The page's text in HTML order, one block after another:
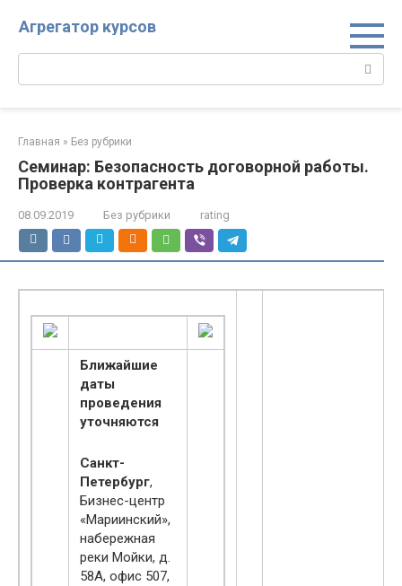
Агрегатор курсов
Главная » Без рубрики
Семинар: Безопасность договорной работы.
Проверка контрагента
08.09.2019 Без рубрики rating
Ближайшие
даты
проведения
уточняются
Санкт-
Петербург,
Бизнес-центр
«Мариинский»,
набережная
реки Мойки, д.
58А, офис 507,